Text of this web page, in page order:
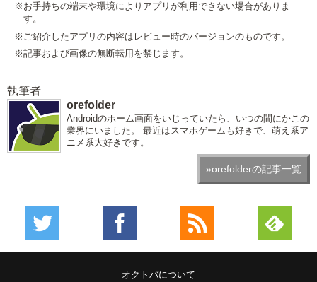
※お手持ちの端末や環境によりアプリが利用できない場合がありま
す。
※ご紹介したアプリの内容はレビュー時のバージョンのものです。
※記事および画像の無断転用を禁じます。
執筆者
orefolder
Androidのホーム画面をいじっていたら、いつの間にかこの
業界にいました。 最近はスマホゲームも好きで、萌え系ア
ニメ系大好きです。
»orefolderの記事一覧
オクトバについて